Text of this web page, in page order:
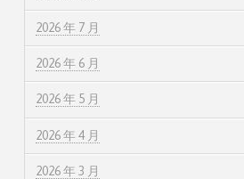
2026 年 7 月
2026 年 6 月
2026 年 5 月
2026 年 4 月
2026 年 3 月